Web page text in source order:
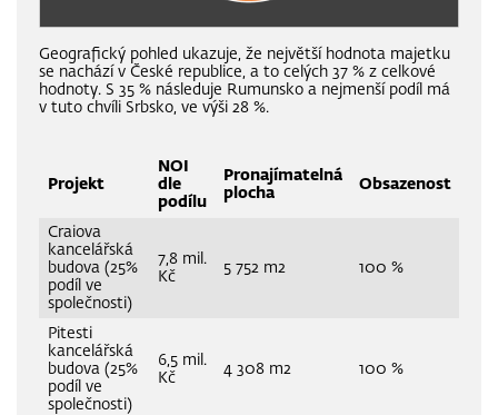
Geografický pohled ukazuje, že největší hodnota majetku
se nachází v České republice, a to celých 37 % z celkové
hodnoty. S 35 % následuje Rumunsko a nejmenší podíl má
v tuto chvíli Srbsko, ve výši 28 %.
Projekt
NOI
dle
podílu
Pronajímatelná
plocha
Obsazenost
Craiova
kancelářská
budova (25%
podíl ve
společnosti)
7,8 mil.
Kč
5 752 m2 100 %
Pitesti
kancelářská
budova (25%
podíl ve
společnosti)
6,5 mil.
Kč
4 308 m2 100 %